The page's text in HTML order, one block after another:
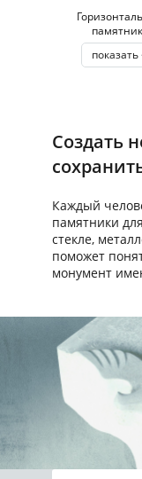
Создать
Каждый
памятники
стекле,
поможет
монумент